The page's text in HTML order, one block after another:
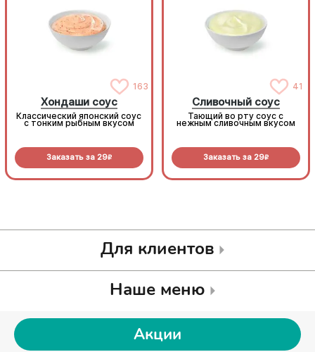
163
Хондаши соус
Классический японский соус
с тонким рыбным вкусом
Заказать за 29R
41
Сливочный соус
Тающий во рту соус с
нежным сливочным вкусом
Заказать за 29R
Для клиентов
Наше меню
Акции